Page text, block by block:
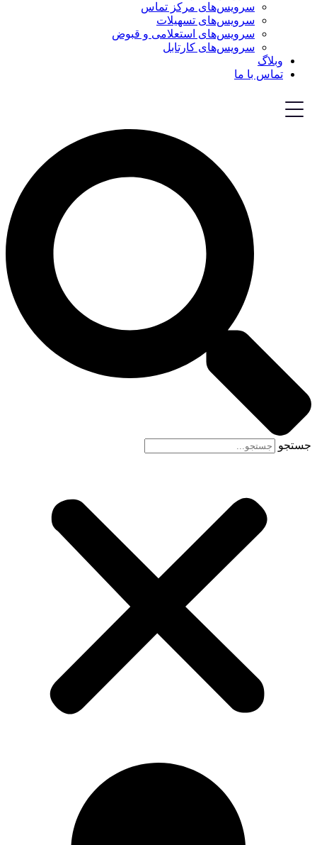
سرویس‌های مرکز تماس
سرویس‌های تسهیلات
سرویس‌های استعلامی و قبوض
سرویس‌های کارتابل
وبلاگ
تماس با ما
جستجو